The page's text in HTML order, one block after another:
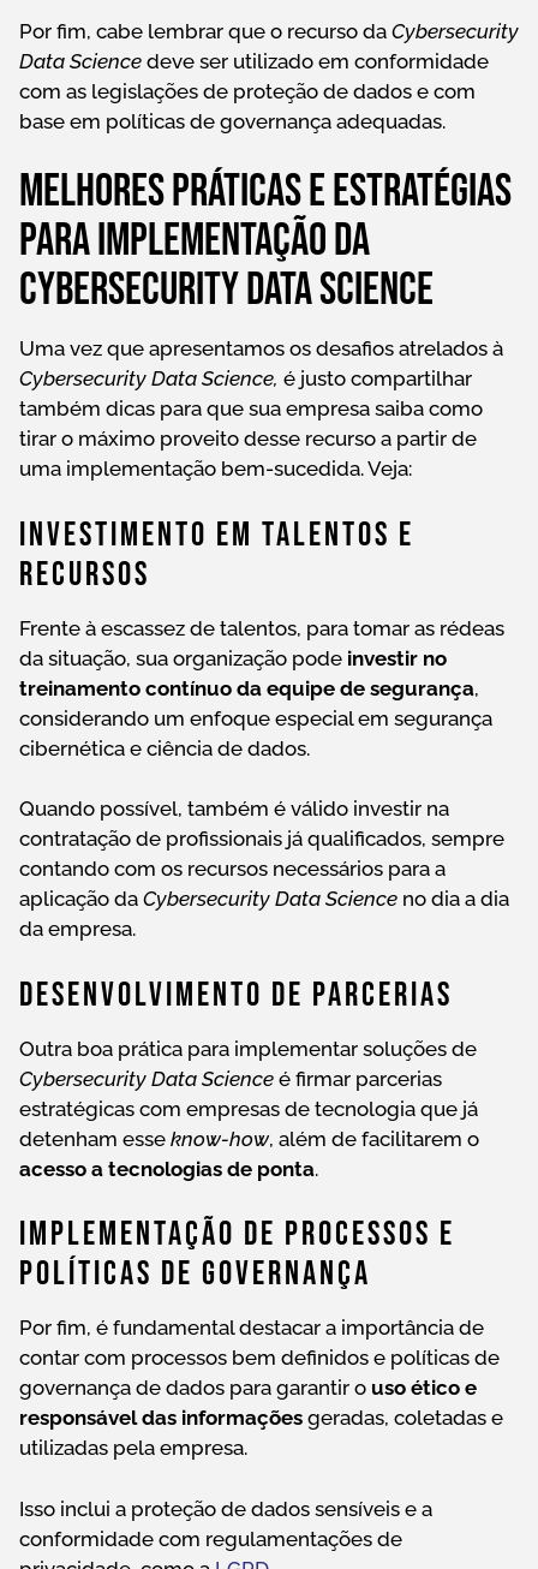
Por fim, cabe lembrar que o recurso da Cybersecurity
Data Science deve ser utilizado em conformidade
com as legislações de proteção de dados e com
base em políticas de governança adequadas.
Melhores práticas e estratégias
para implementação da
Cybersecurity Data Science
Uma vez que apresentamos os desafios atrelados à
Cybersecurity Data Science, é justo compartilhar
também dicas para que sua empresa saiba como
tirar o máximo proveito desse recurso a partir de
uma implementação bem-sucedida. Veja:
Investimento Em Talentos E
Recursos
Frente à escassez de talentos, para tomar as rédeas
da situação, sua organização pode investir no
treinamento contínuo da equipe de segurança,
considerando um enfoque especial em segurança
cibernética e ciência de dados.
Quando possível, também é válido investir na
contratação de profissionais já qualificados, sempre
contando com os recursos necessários para a
aplicação da Cybersecurity Data Science no dia a dia
da empresa.
Desenvolvimento De Parcerias
Outra boa prática para implementar soluções de
Cybersecurity Data Science é firmar parcerias
estratégicas com empresas de tecnologia que já
detenham esse know-how, além de facilitarem o
acesso a tecnologias de ponta.
Implementação De Processos E
Políticas De Governança
Por fim, é fundamental destacar a importância de
contar com processos bem definidos e políticas de
governança de dados para garantir o uso ético e
responsável das informações geradas, coletadas e
utilizadas pela empresa.
Isso inclui a proteção de dados sensíveis e a
conformidade com regulamentações de